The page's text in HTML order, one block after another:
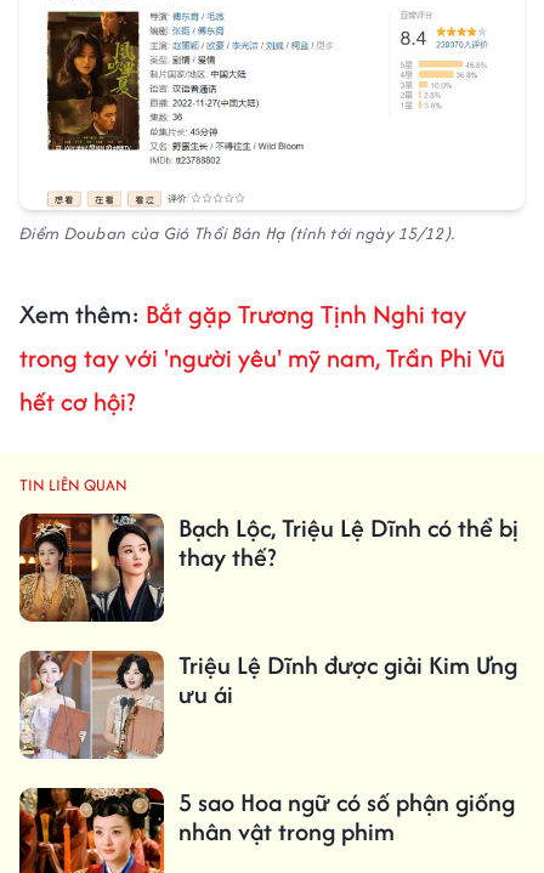
Điểm Douban của Gió Thổi Bán Hạ (tính tới ngày 15/12).
Xem thêm: Bắt gặp Trương Tịnh Nghi tay
trong tay với 'người yêu' mỹ nam, Trần Phi Vũ
hết cơ hội?
TIN LIÊN QUAN
Bạch Lộc, Triệu Lệ Dĩnh có thể bị
thay thế?
Triệu Lệ Dĩnh được giải Kim Ưng
ưu ái
5 sao Hoa ngữ có số phận giống
nhân vật trong phim